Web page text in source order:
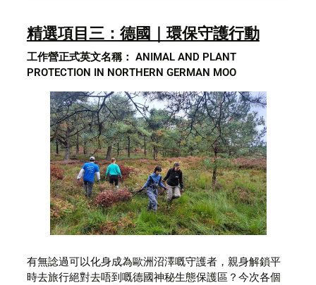
精選項目三：德國｜環保守護行動
工作營正式英文名稱： ANIMAL AND PLANT
PROTECTION IN NORTHERN GERMAN MOO
有無諗過可以化身成為歐洲沼澤嘅守護者，親身解鎖平
時去旅行絕對去唔到嘅德國神秘生態保護區？今次各個